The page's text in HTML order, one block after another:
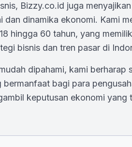
Bizzy.co.id juga
dinamika ekonomi. Kami
hingga 60 tahun, yang
bisnis dan tren pasar di
dipahami, kami berharap
bagi para
keputusan ekonomi yang